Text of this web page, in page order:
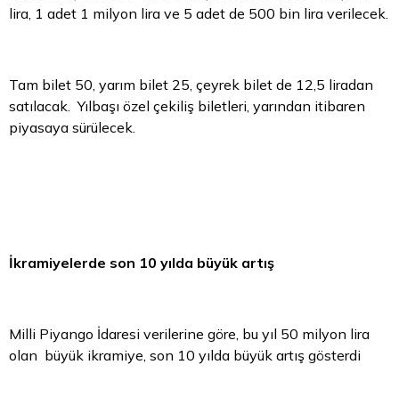
lira, 1 adet 1 milyon lira ve 5 adet de 500 bin lira verilecek.
Tam bilet 50, yarım bilet 25, çeyrek bilet de 12,5 liradan
satılacak. Yılbaşı özel çekiliş biletleri, yarından itibaren
piyasaya sürülecek.
İkramiyelerde son 10 yılda büyük artış
Milli Piyango İdaresi verilerine göre, bu yıl 50 milyon lira
olan büyük ikramiye, son 10 yılda büyük artış gösterdi